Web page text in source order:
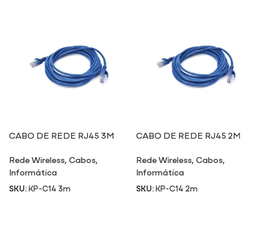
CABO DE REDE RJ45 3M
Rede Wireless,Cabos,
Informática
SKU:KP-C14 3m
CABO DE REDE RJ45 2M
Rede Wireless,Cabos,
Informática
SKU:KP-C14 2m